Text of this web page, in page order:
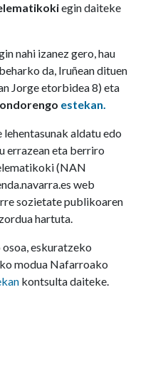
egin daiteke
nahi izanez gero, hau
da, Iruñean dituen
Jorge etorbidea 8) eta
estekan.
aldatu edo
errazean eta berriro
(NAN
web
sozietate publikoaren
hartuta.
eskuratzeko
modua Nafarroako
kontsulta daiteke.